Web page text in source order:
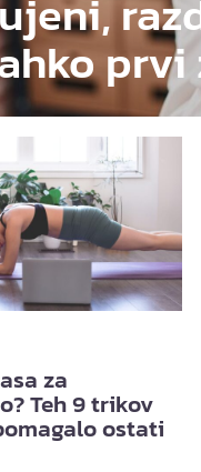
za
Teh 9 trikov
ostati